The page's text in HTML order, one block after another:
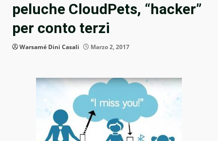
peluche CloudPets, “hacker”
per conto terzi
Warsamé Dini Casali Marzo 2, 2017